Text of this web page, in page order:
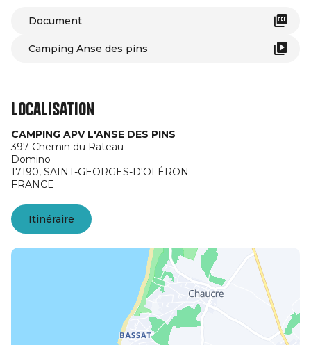
Document
Camping Anse des pins
Localisation
CAMPING APV L'ANSE DES PINS
397 Chemin du Rateau
Domino
17190, SAINT-GEORGES-D'OLÉRON
FRANCE
Itinéraire